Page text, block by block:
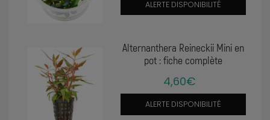
ALERTE DISPONIBILITÉ
Alternanthera Reineckii Mini en
pot : fiche complète
4,60€
ALERTE DISPONIBILITÉ